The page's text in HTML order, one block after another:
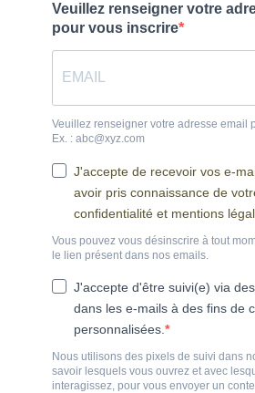
Veuillez renseigner votre
pour vous inscrire
Veuillez renseigner votre adresse email
Ex. : abc@xyz.com
J'accepte de recevoir vos e-
avoir pris connaissance de
confidentialité et mentions
Vous pouvez vous désinscrire à tout
le lien présent dans nos emails.
J'accepte d'être suivi(e) via
dans les e-mails à des fins de
personnalisées.
Nous utilisons des pixels de suivi dans
savoir lesquels vous ouvrez et avec
interagissez, pour vous envoyer un